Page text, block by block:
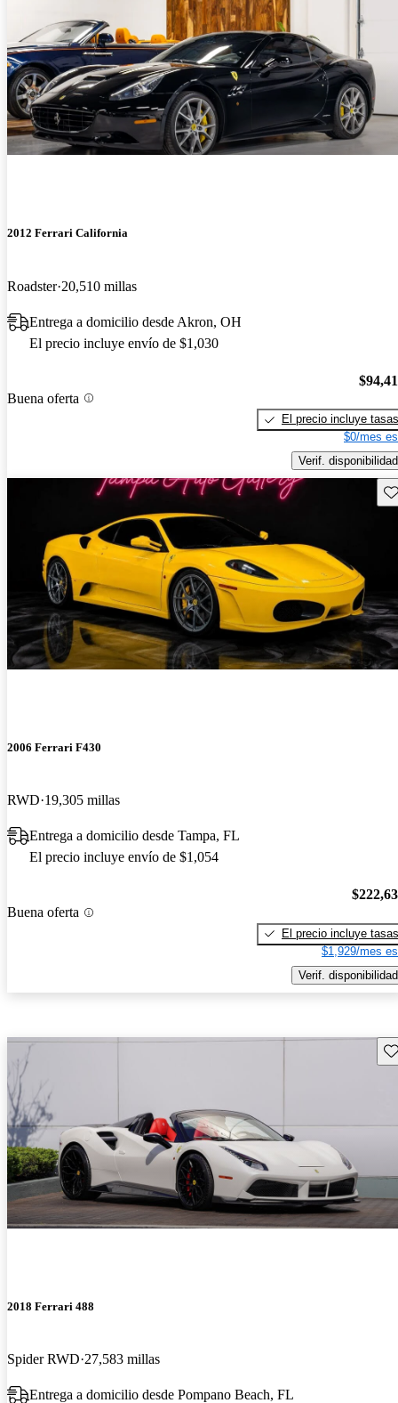
2012 Ferrari California
Roadster 20,510 millas
Entrega a domicilio desde Akron, OH
El precio incluye envío de $1,030
Buena oferta
El precio incluye tasas
$0/mes
Verif. disponibilidad
2006 Ferrari F430
RWD 19,305 millas
Entrega a domicilio desde Tampa, FL
El precio incluye envío de $1,054
Buena oferta
El precio incluye tasas
$1,929/mes
Verif. disponibilidad
2018 Ferrari 488
Spider RWD 27,583 millas
Entrega a domicilio desde Pompano Beach, FL